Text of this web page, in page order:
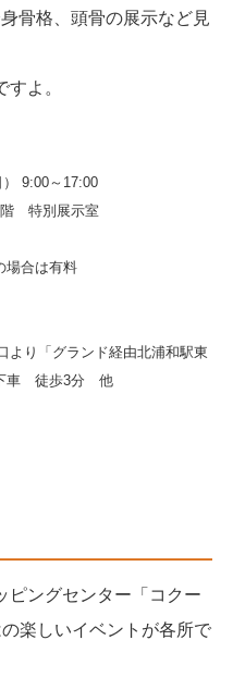
骨格、頭骨の展示など見
よ。
9:00～17:00
特別展示室
合は有料
より「グランド経由北浦和駅東
車 徒歩3分 他
ピングセンター「コクー
楽しいイベントが各所で